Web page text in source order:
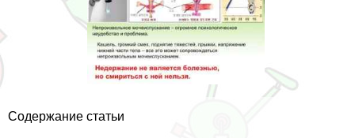
Содержание статьи